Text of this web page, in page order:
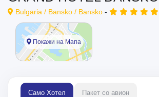
Bulgaria / Bansko / Bansko -
Покажи на Мапа
Само Хотел Пакет со авион